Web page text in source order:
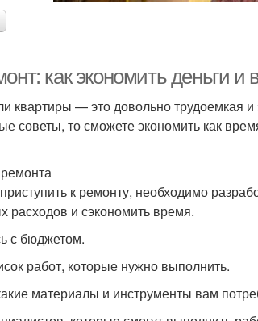
как экономить деньги и
квартиры — это довольно трудоемкая
советы, то сможете экономить как
к ремонту, необходимо
расходов и сэкономить время.
с бюджетом.
работ, которые нужно выполнить.
материалы и инструменты вам